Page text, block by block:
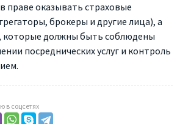
праве оказывать страховые
брокеры и другие лица), а
которые должны быть соблюдены
посреднических услуг и контроль
в соцсетях